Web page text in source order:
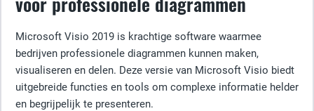
Microsoft Visio 2019 is krachtige software waarmee
bedrijven professionele diagrammen kunnen maken,
visualiseren en delen. Deze versie van Microsoft Visio biedt
uitgebreide functies en tools om complexe informatie helder
en begrijpelijk te presenteren.